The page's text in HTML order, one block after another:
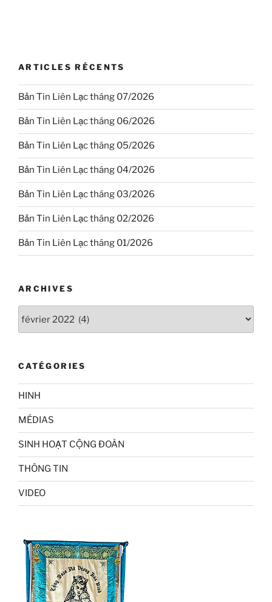
ARTICLES RÉCENTS
Bản Tin Liên Lạc tháng 07/2026
Bản Tin Liên Lạc tháng 06/2026
Bản Tin Liên Lạc tháng 05/2026
Bản Tin Liên Lạc tháng 04/2026
Bản Tin Liên Lạc tháng 03/2026
Bản Tin Liên Lạc tháng 02/2026
Bản Tin Liên Lạc tháng 01/2026
ARCHIVES
CATÉGORIES
HINH
MÉDIAS
SINH HOẠT CỘNG ĐOÀN
THÔNG TIN
VIDEO